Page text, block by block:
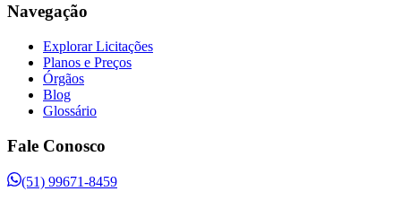
Navegação
Explorar Licitações
Planos e Preços
Órgãos
Blog
Glossário
Fale Conosco
(51) 99671-8459